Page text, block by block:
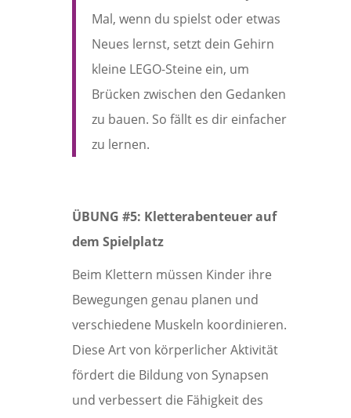
Mal, wenn du spielst oder etwas
Neues lernst, setzt dein Gehirn
kleine LEGO-Steine ein, um
Brücken zwischen den Gedanken
zu bauen. So fällt es dir einfacher
zu lernen.
ÜBUNG #5: Kletterabenteuer auf
dem Spielplatz
Beim Klettern müssen Kinder ihre
Bewegungen genau planen und
verschiedene Muskeln koordinieren.
Diese Art von körperlicher Aktivität
fördert die Bildung von Synapsen
und verbessert die Fähigkeit des